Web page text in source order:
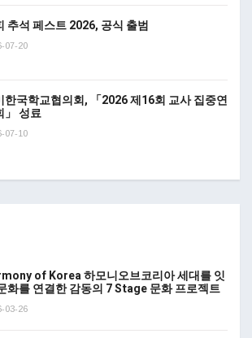
추석 페스트 2026, 공식 출범
07-20
한국학교협의회, 「2026 제16회 교사 집중연
」 성료
07-10
of Korea 하모니오브코리아 세대를 잇
화를 연결한 감동의 7 Stage 문화 프로젝트
03-26